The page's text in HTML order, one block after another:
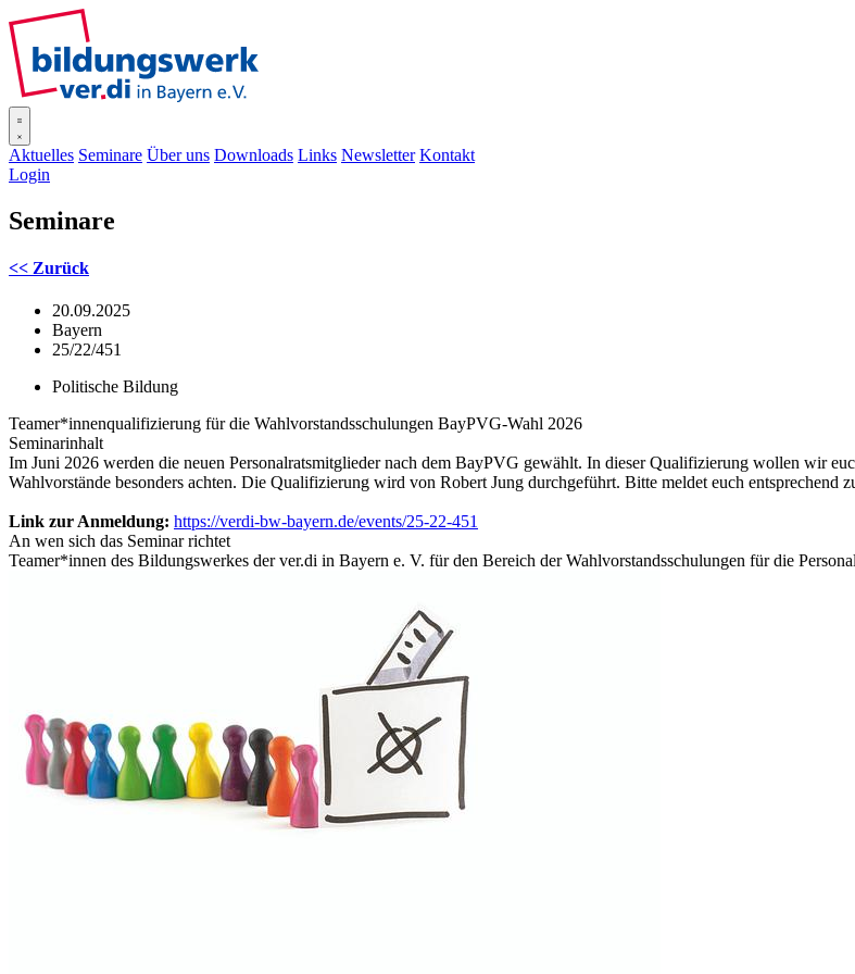
Aktuelles Seminare Über uns Downloads Links Newsletter Kontakt
Login
Seminare
<< Zurück
20.09.2025
Bayern
25/22/451
Politische Bildung
Teamer*innenqualifizierung für die Wahlvorstandsschulungen BayPVG-Wahl 2026
Seminarinhalt
Im Juni 2026 werden die neuen Personalratsmitglieder nach dem BayPVG gewählt. In dieser Qualifizierung wollen wir
Wahlvorstände besonders achten. Die Qualifizierung wird von Robert Jung durchgeführt. Bitte meldet euch entsprechend
Link zur Anmeldung: https://verdi-bw-bayern.de/events/25-22-451
An wen sich das Seminar richtet
Teamer*innen des Bildungswerkes der ver.di in Bayern e. V. für den Bereich der Wahlvorstandsschulungen für die